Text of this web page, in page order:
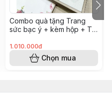
Combo quà tặng Trang
sức bạc ý + kèm hộp + Túi
1.010.000đ
Chọn mua